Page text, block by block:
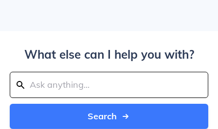
What else can I help you with?
Search